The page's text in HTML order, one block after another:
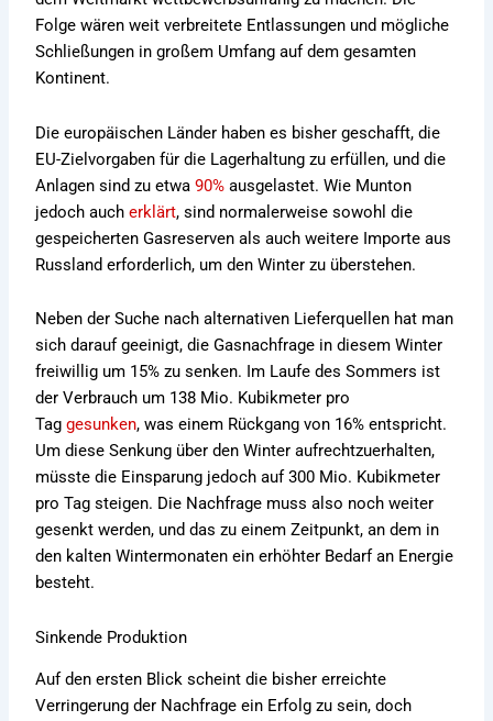
Folge wären weit verbreitete Entlassungen und mögliche
Schließungen in großem Umfang auf dem gesamten
Kontinent.
Die europäischen Länder haben es bisher geschafft, die
EU-Zielvorgaben für die Lagerhaltung zu erfüllen, und die
Anlagen sind zu etwa90% ausgelastet. Wie Munton
jedoch aucherklärt, sind normalerweise sowohl die
gespeicherten Gasreserven als auch weitere Importe aus
Russland erforderlich, um den Winter zu überstehen.
Neben der Suche nach alternativen Lieferquellen hat man
sich darauf geeinigt, die Gasnachfrage in diesem Winter
freiwillig um 15% zu senken. Im Laufe des Sommers ist
der Verbrauch um 138 Mio. Kubikmeter pro
Taggesunken, was einem Rückgang von 16% entspricht.
Um diese Senkung über den Winter aufrechtzuerhalten,
müsste die Einsparung jedoch auf 300 Mio. Kubikmeter
pro Tag steigen. Die Nachfrage muss also noch weiter
gesenkt werden, und das zu einem Zeitpunkt, an dem in
den kalten Wintermonaten ein erhöhter Bedarf an Energie
besteht.
Sinkende Produktion
Auf den ersten Blick scheint die bisher erreichte
Verringerung der Nachfrage ein Erfolg zu sein, doch